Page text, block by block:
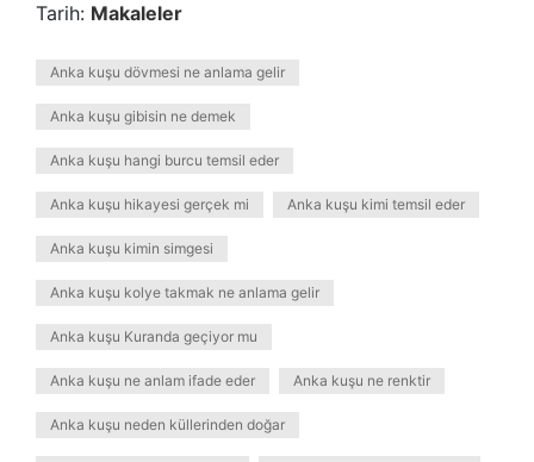
Tarih: Makaleler
Anka kuşu dövmesi ne anlama gelir
Anka kuşu gibisin ne demek
Anka kuşu hangi burcu temsil eder
Anka kuşu hikayesi gerçek mi Anka kuşu kimi temsil eder
Anka kuşu kimin simgesi
Anka kuşu kolye takmak ne anlama gelir
Anka kuşu Kuranda geçiyor mu
Anka kuşu ne anlam ifade eder Anka kuşu ne renktir
Anka kuşu neden küllerinden doğar